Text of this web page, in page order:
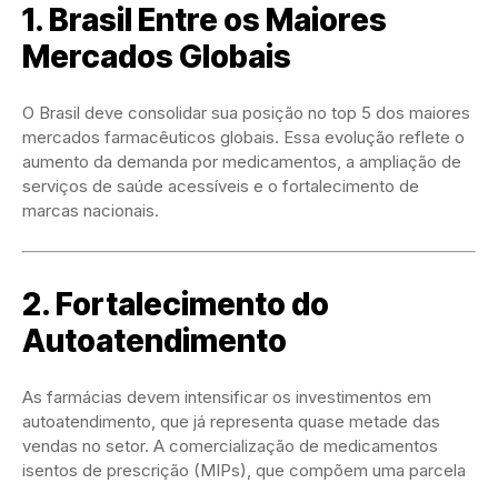
1. Brasil Entre os Maiores
Mercados Globais
O Brasil deve consolidar sua posição no top 5 dos maiores
mercados farmacêuticos globais. Essa evolução reflete o
aumento da demanda por medicamentos, a ampliação de
serviços de saúde acessíveis e o fortalecimento de
marcas nacionais.
2. Fortalecimento do
Autoatendimento
As farmácias devem intensificar os investimentos em
autoatendimento, que já representa quase metade das
vendas no setor. A comercialização de medicamentos
isentos de prescrição (MIPs), que compõem uma parcela